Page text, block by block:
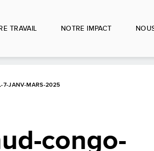
TRAVAIL NOTRE IMPACT
7-JANV-MARS-2025
congo-